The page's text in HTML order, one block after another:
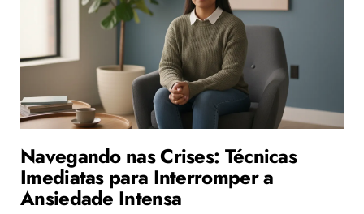
Navegando nas Crises: Técnicas
Imediatas para Interromper a
Ansiedade Intensa